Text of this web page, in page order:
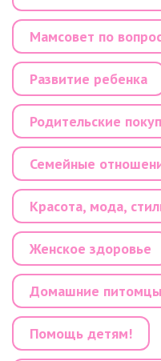
Мамсовет по
Развитие ребенка
Родительские
Семейные
Красота, мода,
Женское здоровье
Домашние питомцы
Помощь детям!